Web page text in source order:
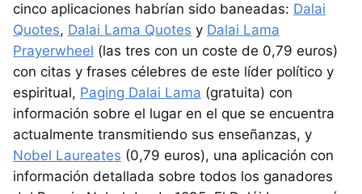
cinco aplicaciones habrían sido baneadas: Dalai
Quotes, Dalai Lama Quotes y Dalai Lama
Prayerwheel (las tres con un coste de 0,79 euros)
con citas y frases célebres de este líder político y
espiritual, Paging Dalai Lama (gratuita) con
información sobre el lugar en el que se encuentra
actualmente transmitiendo sus enseñanzas, y
Nobel Laureates (0,79 euros), una aplicación con
información detallada sobre todos los ganadores